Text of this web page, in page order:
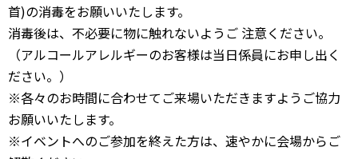
首)の消毒をお願いいたします。
消毒後は、不必要に物に触れないようご 注意ください。
（アルコールアレルギーのお客様は当日係員にお申し出く
ださい。）
※各々のお時間に合わせてご来場いただきますようご協力
お願いいたします。
※イベントへのご参加を終えた方は、速やかに会場からご